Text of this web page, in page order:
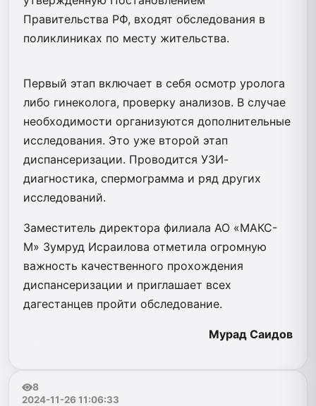
Правительства РФ, входят обследования в
поликлиниках по месту жительства.
Первый этап включает в себя осмотр уролога
либо гинеколога, проверку анализов. В случае
необходимости организуются дополнительные
исследования. Это уже второй этап
диспансеризации. Проводится УЗИ-
диагностика, спермограмма и ряд других
исследований.
Заместитель директора филиала АО «МАКС-
М» Зумруд Исраилова отметила огромную
важность качественного прохождения
диспансеризации и приглашает всех
дагестанцев пройти обследование.
Мурад Саидов
8
2024-11-26 11:06:33